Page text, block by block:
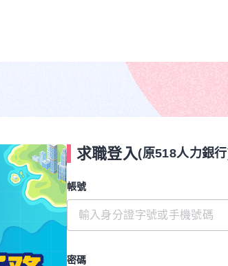
求職登入(原518人力銀
帳號
密碼